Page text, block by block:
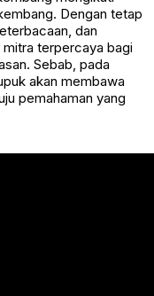
Dengan tetap
dan
terpercaya bagi
Sebab, pada
akan membawa
pemahaman yang